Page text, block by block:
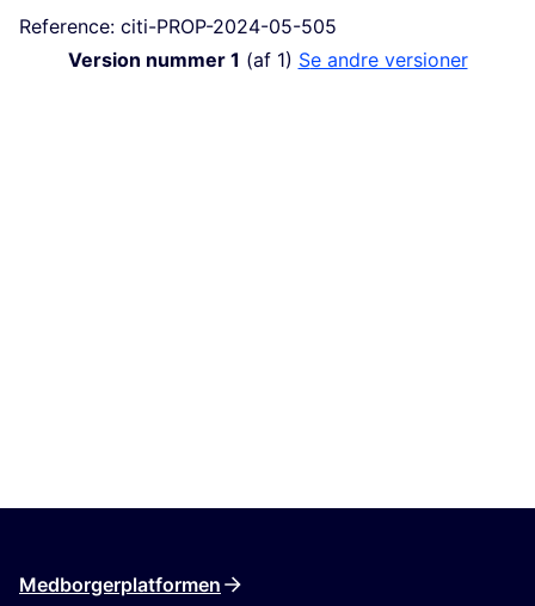
Reference: citi-PROP-2024-05-505
Version nummer 1 (af 1) se andre versioner
Medborgerplatformen